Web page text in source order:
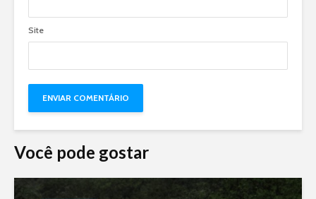
Site
Você pode gostar